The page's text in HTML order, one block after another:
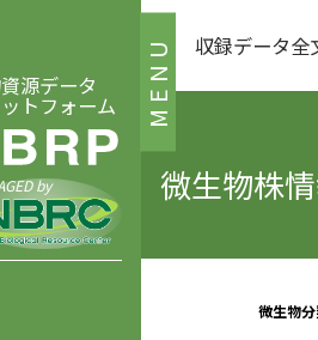
MENU
源データ
トフォーム
by
収録データ全
微生物株